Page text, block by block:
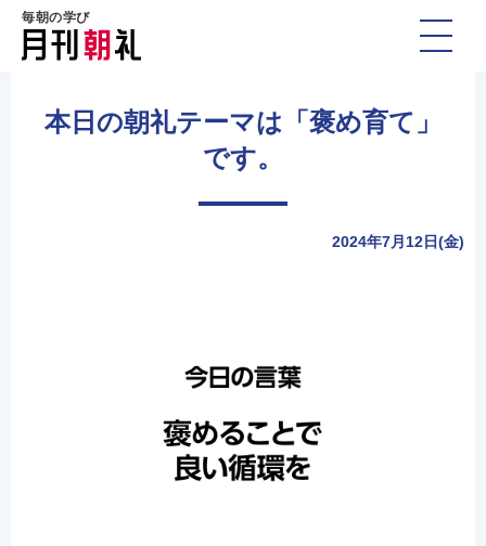
毎朝の学び
本日の朝礼テーマは「褒め育て」
です。
2024年7月12日(金)